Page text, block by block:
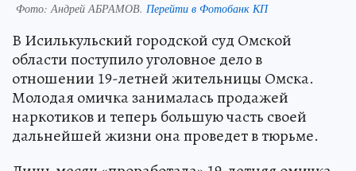
Фото:Андрей АБРАМОВ. Перейти в Фотобанк КП
В Исилькульский городской суд Омской
области поступило уголовное дело в
отношении 19-летней жительницы Омска.
Молодая омичка занималась продажей
наркотиков и теперь большую часть своей
дальнейшей жизни она проведет в тюрьме.